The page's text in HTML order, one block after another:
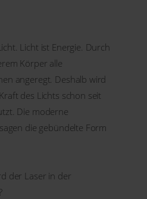
Licht ist Energie. Durch
Körper alle
angeregt. Deshalb wird
des Lichts schon seit
Die moderne
die gebündelte Form
der Laser in der